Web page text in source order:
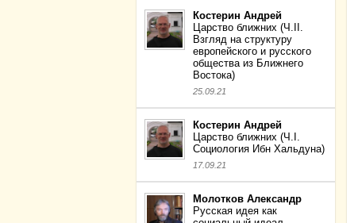
Костерин Андрей
Царство ближних (Ч.II.
Взгляд на структуру
европейского и русского
общества из Ближнего
Востока)
25.09.21
Костерин Андрей
Царство ближних (Ч.I.
Социология Ибн Хальдуна)
17.09.21
Молотков Александр
Русская идея как